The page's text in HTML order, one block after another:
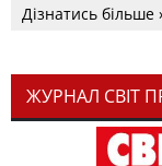
Дізнатись більше
ЖУРНАЛ СВІТ